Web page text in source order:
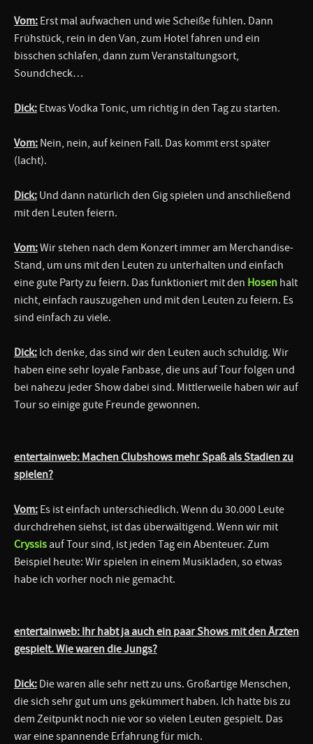
Vom: Erst mal aufwachen und wie Scheiße fühlen. Dann
Frühstück, rein in den Van, zum Hotel fahren und ein
bisschen schlafen, dann zum Veranstaltungsort,
Soundcheck…
Dick: Etwas Vodka Tonic, um richtig in den Tag zu starten.
Vom: Nein, nein, auf keinen Fall. Das kommt erst später
(lacht).
Dick: Und dann natürlich den Gig spielen und anschließend
mit den Leuten feiern.
Vom:Wir stehen nach dem Konzert immer am Merchandise-
Stand, um uns mit den Leuten zu unterhalten und einfach
eine gute Party zu feiern. Das funktioniert mit den Hosen halt
nicht, einfach rauszugehen und mit den Leuten zu feiern. Es
sind einfach zu viele.
Dick: Ich denke, das sind wir den Leuten auch schuldig. Wir
haben eine sehr loyale Fanbase, die uns auf Tour folgen und
bei nahezu jeder Show dabei sind. Mittlerweile haben wir auf
Tour so einige gute Freunde gewonnen.
entertainweb: Machen Clubshows mehr Spaß als Stadien zu
spielen?
Vom: Es ist einfach unterschiedlich. Wenn du 30.000 Leute
durchdrehen siehst, ist das überwältigend. Wenn wir mit
Cryssis auf Tour sind, ist jeden Tag ein Abenteuer. Zum
Beispiel heute: Wir spielen in einem Musikladen, so etwas
habe ich vorher noch nie gemacht.
entertainweb: Ihr habt ja auch ein paar Shows mit den Ärzten
gespielt. Wie waren die Jungs?
Dick: Die waren alle sehr nett zu uns. Großartige Menschen,
die sich sehr gut um uns gekümmert haben. Ich hatte bis zu
dem Zeitpunkt noch nie vor so vielen Leuten gespielt. Das
war eine spannende Erfahrung für mich.